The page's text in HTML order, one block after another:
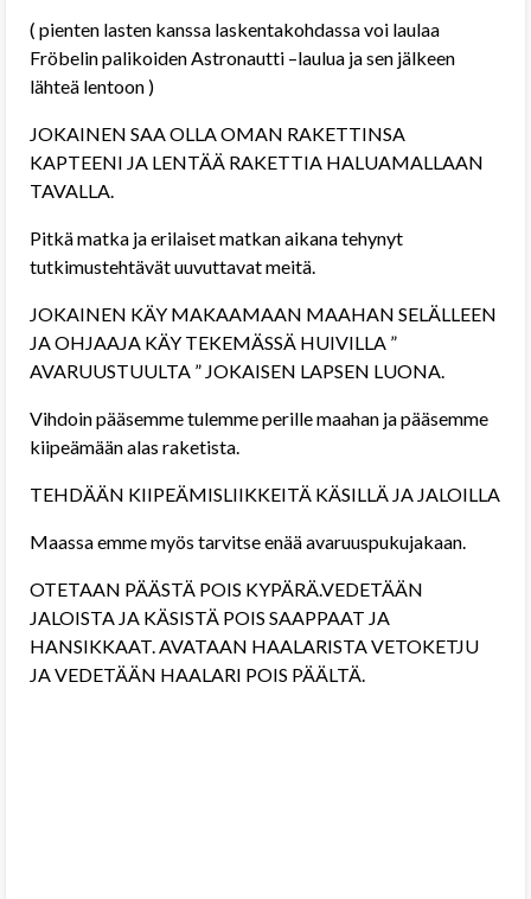
( pienten lasten kanssa laskentakohdassa voi laulaa
Fröbelin palikoiden Astronautti –laulua ja sen jälkeen
lähteä lentoon )
JOKAINEN SAA OLLA OMAN RAKETTINSA
KAPTEENI JA LENTÄÄ RAKETTIA HALUAMALLAAN
TAVALLA.
Pitkä matka ja erilaiset matkan aikana tehynyt
tutkimustehtävät uuvuttavat meitä.
JOKAINEN KÄY MAKAAMAAN MAAHAN SELÄLLEEN
JA OHJAAJA KÄY TEKEMÄSSÄ HUIVILLA ”
AVARUUSTUULTA ” JOKAISEN LAPSEN LUONA.
Vihdoin pääsemme tulemme perille maahan ja pääsemme
kiipeämään alas raketista.
TEHDÄÄN KIIPEÄMISLIIKKEITÄ KÄSILLÄ JA JALOILLA
Maassa emme myös tarvitse enää avaruuspukujakaan.
OTETAAN PÄÄSTÄ POIS KYPÄRÄ.VEDETÄÄN
JALOISTA JA KÄSISTÄ POIS SAAPPAAT JA
HANSIKKAAT. AVATAAN HAALARISTA VETOKETJU
JA VEDETÄÄN HAALARI POIS PÄÄLTÄ.